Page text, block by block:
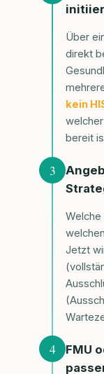
Über
direkt
kein
bereit
3
Welche
Jetzt
4
FMU